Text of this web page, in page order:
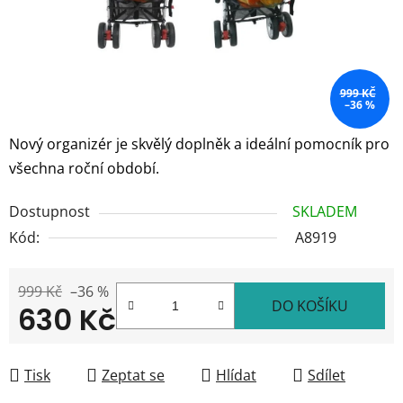
Nový organizér je skvělý doplněk a ideální pomocník pro
všechna roční období.
Dostupnost
SKLADEM
Kód:
A8919
999 Kč –36 %
630 Kč DO KOŠÍKU
Tisk Zeptat se Hlídat Sdílet
999 KČ
–36 %